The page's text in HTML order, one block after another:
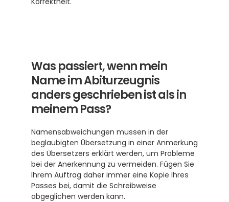
Was passiert, wenn mein
Name im Abiturzeugnis
anders geschrieben ist als in
meinem Pass?
Namensabweichungen müssen in der
beglaubigten Übersetzung in einer Anmerkung
des Übersetzers erklärt werden, um Probleme
bei der Anerkennung zu vermeiden. Fügen Sie
Ihrem Auftrag daher immer eine Kopie Ihres
Passes bei, damit die Schreibweise
abgeglichen werden kann.